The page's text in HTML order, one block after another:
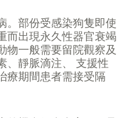
。部份受感染狗隻即使
而出現永久性器官衰竭
物一般需要留院觀察及
、靜脈滴注、 支援性
療期間患者需接受隔